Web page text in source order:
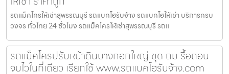
รถแม็คโครให้เช่าสุพรรณบุรี รถแบคโฮรับจ้าง รถแบคโฮให้เช่า บริการครบ
วงจร ทั่วไทย 24 ชั่วโมง รถแม็คโครให้เช่าสุพรรณบุรี รถแ
รถแม็คโครปรับหน้าดินบางกอกใหญ่ ขุด ถม รื้อถอน
จบไวในที่เดียว เรียกใช้ www.รถแบคโฮรับจ้าง.com